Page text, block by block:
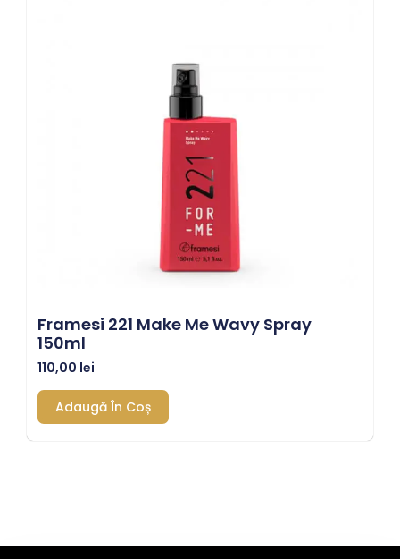
Framesi 221 Make Me Wavy Spray
150ml
110,00 lei
Adaugă În Coș